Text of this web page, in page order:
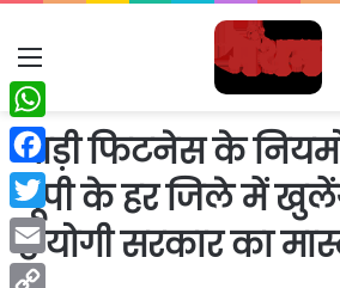
Menu
गाड़ी फिटनेस के
यूपी के हर जिले में
है योगी सरकार का
WhatsApp
Facebook
Twitter
Email